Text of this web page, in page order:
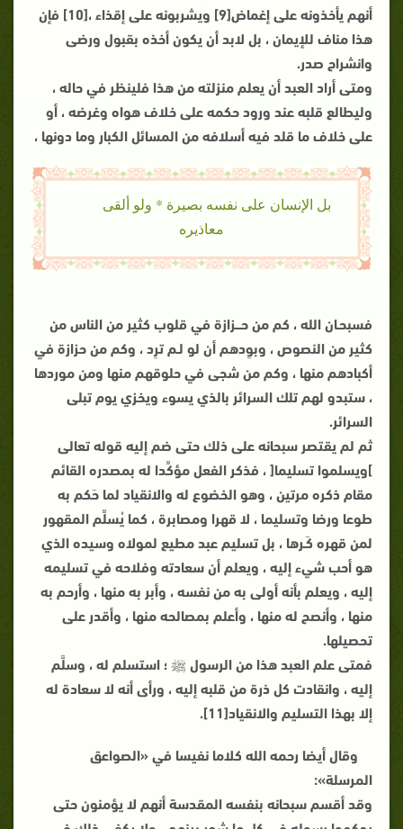
أنهم يأخذونه على إغماض[9] ويشربونه على إقذاء ،[10] فإن
هذا مناف للإيمان ، بل لابد أن يكون أخذه بقبول ورضى
وانشراح صدر.
ومتى أراد العبد أن يعلم منزلته من هذا فلينظر في حاله ،
وليطالع قلبه عند ورود حكمه على خلاف هواه وغرضه ، أو
على خلاف ما قلد فيه أسلافه من المسائل الكبار وما دونها ،
بل الإنسان على نفسه بصيرة * ولو ألقى
معاذيره
فسبحـان الله ، كم من حـــزازة في قلوب كثير من الناس من
كثير من النصوص ، وبوِدهم أن لو لـم ترِد ، وكم من حزازة في
أكبادهم منها ، وكم من شجى في حلوقهم منها ومن موردها
، ستبدو لهم تلك السرائر بالذي يسوء ويخزي يوم تبلى
السرائر.
ثم لم يقتصر سبحانه على ذلك حتى ضم إليه قوله تعالى
]ويسلموا تسليما[ ، فذكر الفعل مؤكِّدا له بمصدره القائم
مقام ذكره مرتين ، وهو الخضوع له والانقياد لما حَكم به
طوعا ورضا وتسليما ، لا قهرا ومصابرة ، كما يُسلِّم المقهور
لمن قهره كَـرها ، بل تسليم عبد مطيع لمولاه وسيده الذي
هو أحب شيء إليه ، ويعلم أن سعادته وفلاحه في تسليمه
إليه ، ويعلم بأنه أولى به من نفسه ، وأبر به منها ، وأرحم به
منها ، وأنصح له منها ، وأعلم بمصالحه منها ، وأقدر على
تحصيلها.
فمتى علم العبد هذا من الرسول ﷺ ؛ استسلم له ، وسلَّم
إليه ، وانقادت كل ذرة من قلبه إليه ، ورأى أنه لا سعادة له
إلا بهذا التسليم والانقياد[11].
وقال أيضا رحمه الله كلاما نفيسا في «الصواعق
المرسلة»:
وقد أقسم سبحانه بنفسه المقدسة أنهم لا يؤمنون حتى